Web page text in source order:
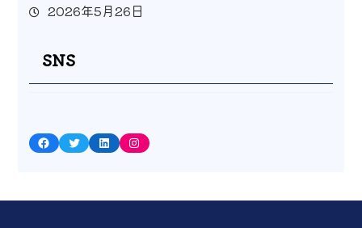
2026年5月26日
SNS
Facebook Twitter LinkedIn Instagram